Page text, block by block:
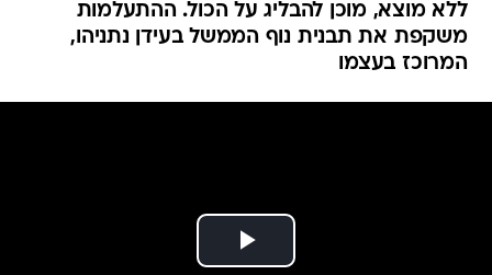
ללא מוצא, מוכן להבליג על הכול. ההתעלמות
משקפת את תבנית נוף הממשל בעידן נתניהו,
המרוכז בעצמו